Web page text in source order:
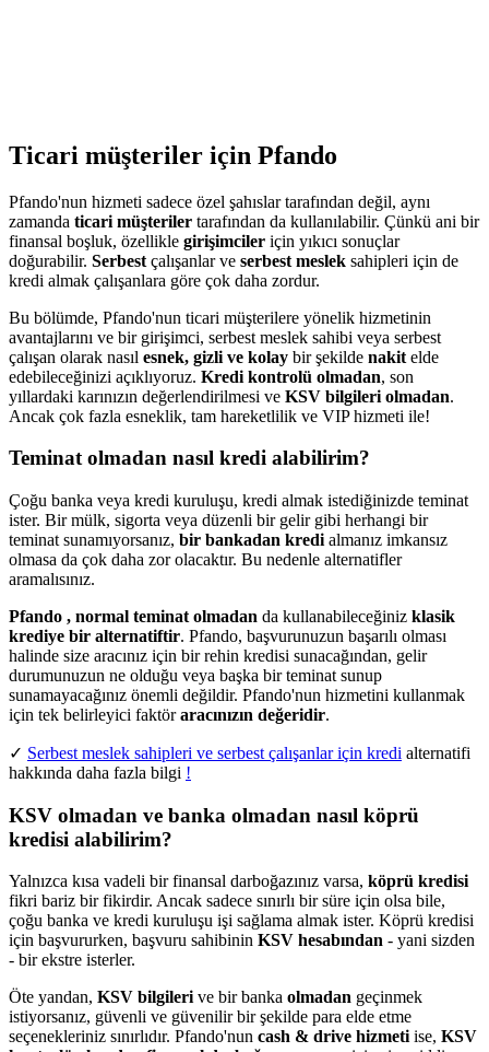
Ticari müşteriler için Pfando
Pfando'nun hizmeti sadece özel şahıslar tarafından değil, aynı
zamanda ticari müşteriler tarafından da kullanılabilir. Çünkü ani bir
finansal boşluk, özellikle girişimciler için yıkıcı sonuçlar
doğurabilir. Serbest çalışanlar ve serbest meslek sahipleri için de
kredi almak çalışanlara göre çok daha zordur.
Bu bölümde, Pfando'nun ticari müşterilere yönelik hizmetinin
avantajlarını ve bir girişimci, serbest meslek sahibi veya serbest
çalışan olarak nasıl esnek, gizli ve kolay bir şekilde nakit elde
edebileceğinizi açıklıyoruz. Kredi kontrolü olmadan, son
yıllardaki karınızın değerlendirilmesi ve KSV bilgileri olmadan.
Ancak çok fazla esneklik, tam hareketlilik ve VIP hizmeti ile!
Teminat olmadan nasıl kredi alabilirim?
Çoğu banka veya kredi kuruluşu, kredi almak istediğinizde teminat
ister. Bir mülk, sigorta veya düzenli bir gelir gibi herhangi bir
teminat sunamıyorsanız, bir bankadan kredi almanız imkansız
olmasa da çok daha zor olacaktır. Bu nedenle alternatifler
aramalısınız.
Pfando , normal teminat olmadan da kullanabileceğiniz klasik
krediye bir alternatiftir. Pfando, başvurunuzun başarılı olması
halinde size aracınız için bir rehin kredisi sunacağından, gelir
durumunuzun ne olduğu veya başka bir teminat sunup
sunamayacağınız önemli değildir. Pfando'nun hizmetini kullanmak
için tek belirleyici faktöraracınızın değeridir.
✓ Serbest meslek sahipleri ve serbest çalışanlar için kredi alternatifi
hakkında daha fazla bilgi !
KSV olmadan ve banka olmadan nasıl köprü
kredisi alabilirim?
Yalnızca kısa vadeli bir finansal darboğazınız varsa, köprü kredisi
fikri bariz bir fikirdir. Ancak sadece sınırlı bir süre için olsa bile,
çoğu banka ve kredi kuruluşu işi sağlama almak ister. Köprü kredisi
için başvururken, başvuru sahibinin KSV hesabından - yani sizden
- bir ekstre isterler.
Öte yandan, KSV bilgilerive bir banka olmadan geçinmek
istiyorsanız, güvenli ve güvenilir bir şekilde para elde etme
seçenekleriniz sınırlıdır. Pfando'nun cash & drive hizmetiise, KSV